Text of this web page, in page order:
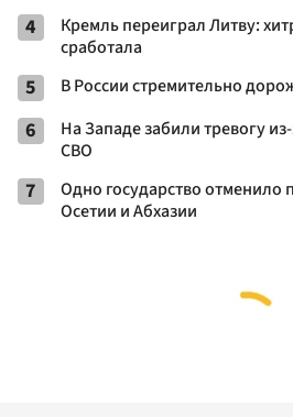
4
Кремль переиграл Литву:
сработала
5 В России стремительно
6
На Западе забили тревогу
СВО
7
Одно государство
Осетии и Абхазии